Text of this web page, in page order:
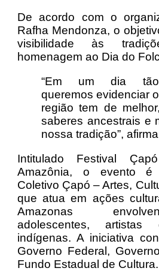
De acordo com o
Rafha Mendonza, o
visibilidade às
homenagem ao Dia do
“Em um dia tão
queremos evidenciar
região tem de
saberes ancestrais e
nossa tradição”,
Intitulado Festival
Amazônia, o evento é
Coletivo Çapó – Artes,
que atua em ações
Amazonas
adolescentes, artistas
indígenas. A iniciativa
Governo Federal,
Fundo Estadual de Cultura.